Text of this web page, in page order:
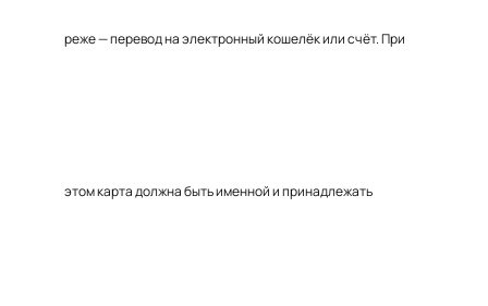
реже — перевод на электронный кошелёк или счёт. При
этом карта должна быть именной и принадлежать